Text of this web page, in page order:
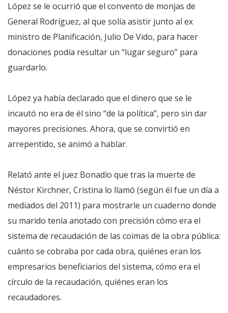
López se le ocurrió que el convento de monjas de
General Rodríguez, al que solía asistir junto al ex
ministro de Planificación, Julio De Vido, para hacer
donaciones podía resultar un “lugar seguro” para
guardarlo.
López ya había declarado que el dinero que se le
incautó no era de él sino “de la política”, pero sin dar
mayores precisiones. Ahora, que se convirtió en
arrepentido, se animó a hablar.
Relató ante el juez Bonadio que tras la muerte de
Néstor Kirchner, Cristina lo llamó (según él fue un día a
mediados del 2011) para mostrarle un cuaderno donde
su marido tenía anotado con precisión cómo era el
sistema de recaudación de las coimas de la obra pública:
cuánto se cobraba por cada obra, quiénes eran los
empresarios beneficiarios del sistema, cómo era el
círculo de la recaudación, quiénes eran los
recaudadores.